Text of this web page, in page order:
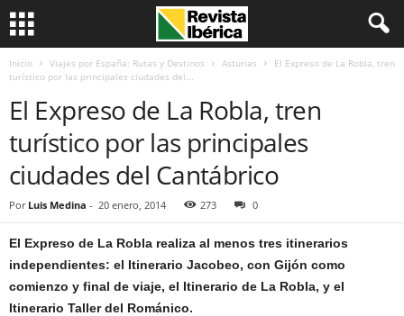
Inicio Viajes por España: Rutas y Destinos Asturias
El Expreso de La Robla, tren
turístico por las principales ciudades del...
El Expreso de La Robla, tren
turístico por las principales
ciudades del Cantábrico
Por Luis Medina - 20 enero, 2014 273 0
El Expreso de La Robla realiza al menos tres itinerarios
independientes: el Itinerario Jacobeo, con Gijón como
comienzo y final de viaje, el Itinerario de La Robla, y el
Itinerario Taller del Románico.